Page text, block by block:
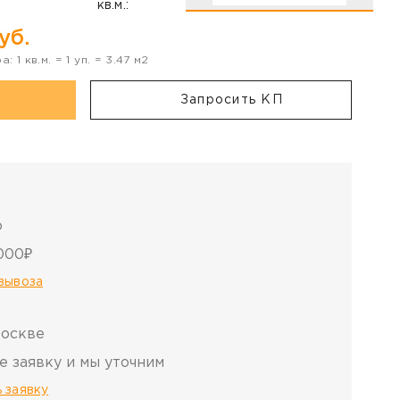
кв.м.:
1 кв.м. =1 уп. = 3.47 м2
Запросить КП
заявку и мы уточним
заявку